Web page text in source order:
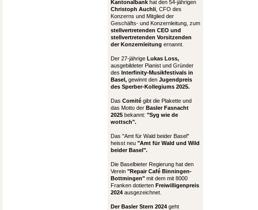
Kantonalbank hat den 54-jährigen
Christoph Auchli , CFO des
Konzerns und Mitglied der
Geschäfts- und Konzernleitung, zum
stellvertretenden CEO und
stellvertretenden Vorsitzenden
der Konzernleitung ernannt.
Der 27-jährige Lukas Loss,
ausgebildeter Pianist und Gründer
des Interfinity-Musikfestivals in
Basel, gewinnt den Jugendpreis
des Sperber-Kollegiums 2025.
Das Comité gibt die Plakette und
das Motto der Basler Fasnacht
2025 bekannt: "Syg wie de
wottsch".
Das "Amt für Wald beider Basel"
heisst neu "Amt für Wald und Wild
beider Basel".
Die Baselbieter Regierung hat den
Verein "Repair Café Binningen-
Bottmingen" mit dem mit 8000
Franken dotierten Freiwilligenpreis
2024 ausgezeichnet.
Der Basler Stern 2024 geht